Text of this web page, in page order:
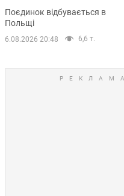
Відео
Поєдинок відбувається в
Польщі
6.08.2026 20:48 6,6 т.